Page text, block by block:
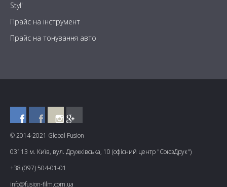
Styl'
Прайс на інструмент
Прайс на тонування авто
© 2014-2021 Global Fusion
03113 м. Київ, вул. Дружківська, 10 (офісний центр "СоюзДрук")
+38 (097) 504-01-01
info@fusion-film.com.ua